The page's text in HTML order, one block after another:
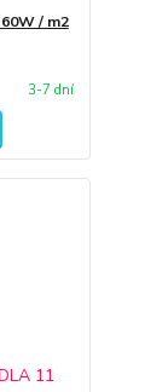
/ m2
3-7 dní